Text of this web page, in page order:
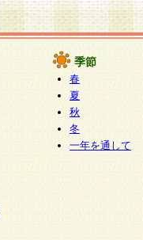
季節
春
夏
秋
冬
一年を通して